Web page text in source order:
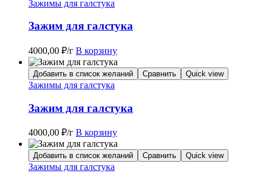
Зажимы для галстука
Зажим для галстука
4000,00 ₽/г В корзину
Добавить в список желаний Сравнить Quick view
Зажимы для галстука
Зажим для галстука
4000,00 ₽/г В корзину
Добавить в список желаний Сравнить Quick view
Зажимы для галстука